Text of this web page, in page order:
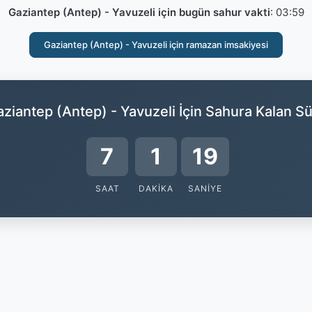
Gaziantep (Antep) - Yavuzeli için bugün sahur vakti: 03:59
Gaziantep (Antep) - Yavuzeli için ramazan imsakiyesi
(Antep) - Yavuzeli İçin Sahura Kalan
7
SAAT
1
DAKIKA
18
SANIYE